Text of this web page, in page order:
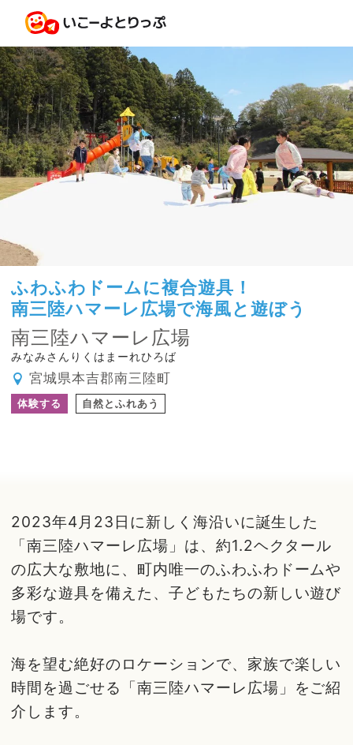
ふわふわドームに複合遊具！
南三陸ハマーレ広場で海風と遊ぼう
南三陸ハマーレ広場
みなみさんりくはまーれひろば
宮城県本吉郡南三陸町
体験する 自然とふれあう
2023年4月23日に新しく海沿いに誕生した
「南三陸ハマーレ広場」は、約1.2ヘクタール
の広大な敷地に、町内唯一のふわふわドームや
多彩な遊具を備えた、子どもたちの新しい遊び
場です。
海を望む絶好のロケーションで、家族で楽しい
時間を過ごせる「南三陸ハマーレ広場」をご紹
介します。